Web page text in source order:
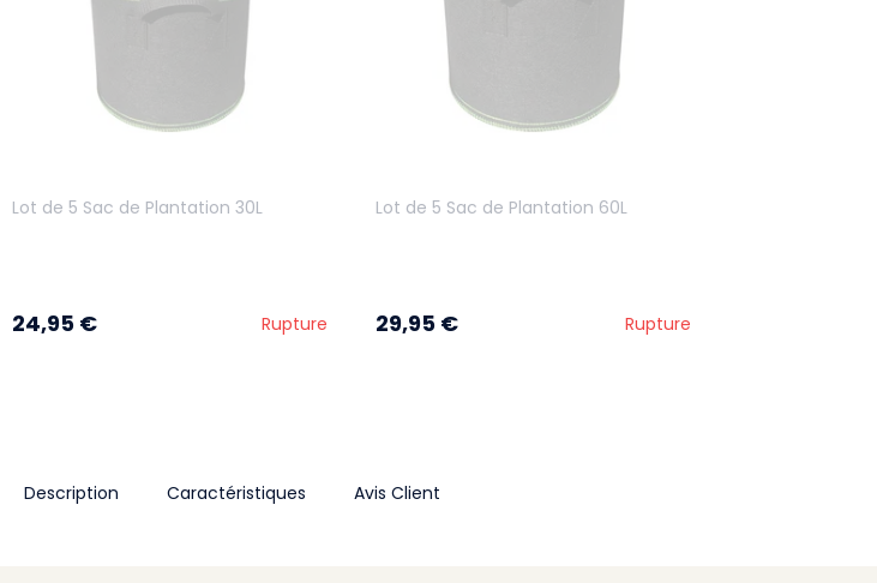
Lot de 5 Sac de Plantation 30L
24,95 € Rupture
Lot de 5 Sac de Plantation 60L
29,95 € Rupture
Description Caractéristiques Avis Client